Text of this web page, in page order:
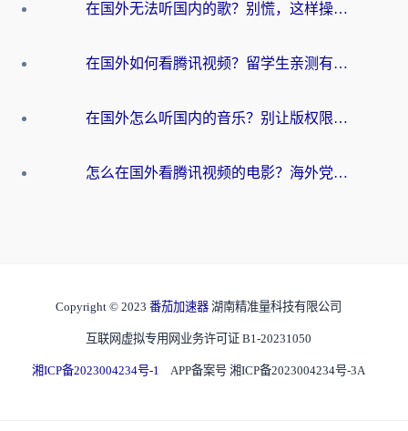
在国外无法听国内的歌？别慌，这样操作就能畅听QQ音乐（附亲测加速器推荐）
在国外如何看腾讯视频？留学生亲测有效的回国加速方案
在国外怎么听国内的音乐？别让版权限制断了你的华语歌单
怎么在国外看腾讯视频的电影？海外党亲测有效的回国加速指南
Copyright © 2023 番茄加速器 湖南精准量科技有限公司
互联网虚拟专用网业务许可证 B1-20231050
湘ICP备2023004234号-1 APP备案号 湘ICP备2023004234号-3A